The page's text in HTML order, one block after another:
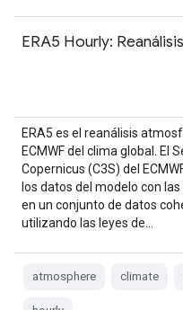
ERA5 Hourly:
ERA5 es el reanálisis
ECMWF del clima global. El
Copernicus (C3S) del
los datos del modelo con
en un conjunto de datos
utilizando las leyes de…
atmosphere climate